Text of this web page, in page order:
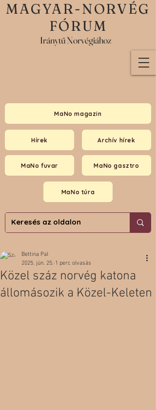
MAGYAR-NORVÉG
FÓRUM
Iránytű Norvégiához
Hírek
MaNo magazin
MaNo fuvar MaNo gasztro
MaNo túra
Archív hírek
Közel száz norvég katona
állomásozik a Közel-Keleten
Bettina Pal
2025. jún. 25. 1 perc olvasás